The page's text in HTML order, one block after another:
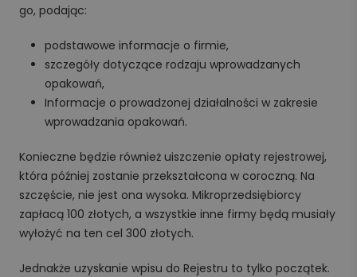
go, podając:
podstawowe informacje o firmie,
szczegóły dotyczące rodzaju wprowadzanych
opakowań,
Informacje o prowadzonej działalności w zakresie
wprowadzania opakowań.
Konieczne będzie również uiszczenie opłaty rejestrowej,
która później zostanie przekształcona w coroczną. Na
szczęście, nie jest ona wysoka. Mikroprzedsiębiorcy
zapłacą 100 złotych, a wszystkie inne firmy będą musiały
wyłożyć na ten cel 300 złotych.
Jednakże uzyskanie wpisu do Rejestru to tylko początek.